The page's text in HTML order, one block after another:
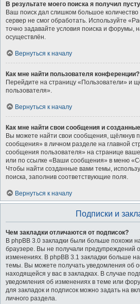
В результате моего поиска я получил
Ваш поиск дал слишком большое количество
сервер не смог обработать. Используйте
точно задавайте условия поиска и форумы,
осуществлён.
Вернуться к началу
Как мне найти пользователя конференции?
Перейдите на страницу «Пользователи» и
пользователя».
Вернуться к началу
Как мне найти свои сообщения и
Вы можете найти свои сообщения, щёлкнув
сообщения» в личном разделе на главной
сообщения пользователя» на странице
или по ссылке «Ваши сообщения» в меню
Чтобы найти созданные вами темы,
поиска, заполнив соответствующие поля.
Вернуться к началу
Подписки и
Чем закладки отличаются от подписок?
В phpBB 3.0 закладки были больше похожи
браузере. Вы не получали предупреждений
изменениях. В phpBB 3.1 закладки больше
темы. Вы можете получать уведомления об
находящейся у вас в закладках. В случае
уведомления об изменениях в теме или
для закладок и подписок можно задать на
личного раздела.